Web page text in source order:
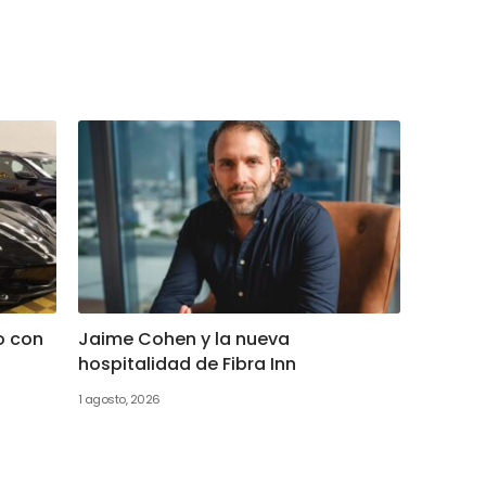
con
Jaime Cohen y la nueva
hospitalidad de Fibra Inn
1 agosto, 2026